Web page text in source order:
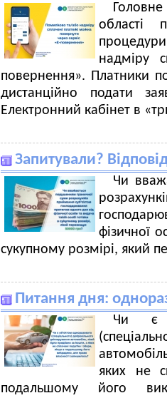
області
надміру
повернення». Платники
дистанційно подати
Електронний кабінет в
Запитували?
Чи
фізичної
сукупному розмірі, який
Питання дня:
Чи є
яких не
подальшому його